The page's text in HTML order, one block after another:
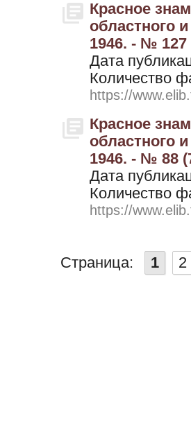
Красное
областного
1946. - № 127
Дата
Количество
https://
Красное
областного
1946. - № 88
Дата
Количество
https://
Страница: 1 2